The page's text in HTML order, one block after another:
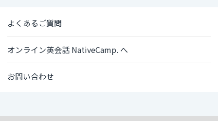
よくあるご質問
オンライン英会話 NativeCamp. へ
お問い合わせ